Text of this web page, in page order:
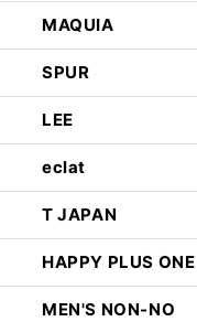
MAQUIA
SPUR
LEE
eclat
T JAPAN
HAPPY PLUS ONE
MEN'S NON-NO